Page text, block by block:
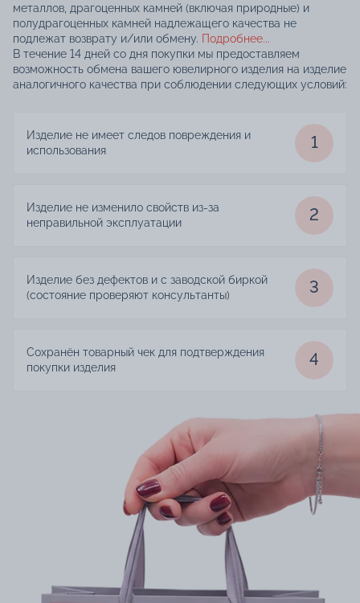
металлов, драгоценных камней (включая природные) и
полудрагоценных камней надлежащего качества не
подлежат возврату и/или обмену. Подробнее...
В течение 14 дней со дня покупки мы предоставляем
возможность обмена вашего ювелирного изделия на изделие
аналогичного качества при соблюдении следующих условий:
Изделие не имеет следов повреждения и
использования
1
Изделие не изменило свойств из-за
неправильной эксплуатации
2
Изделие без дефектов и с заводской биркой
(состояние проверяют консультанты)
3
Сохранён товарный чек для подтверждения
покупки изделия
4